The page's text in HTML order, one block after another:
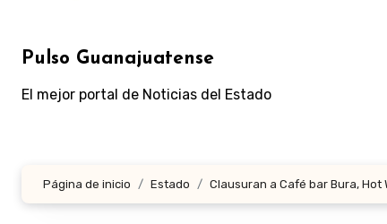
Pulso Guanajuatense
El mejor portal de Noticias del Estado
Página de inicio Estado Clausuran a Café bar Bura, Hot